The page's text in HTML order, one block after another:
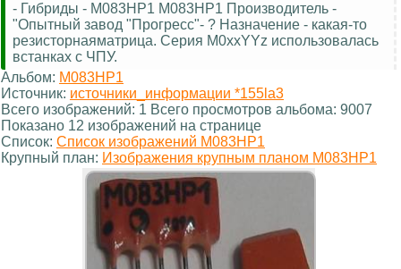
- Гибриды - М083НР1 М083НР1 Производитель -
"Опытный завод "Прогресс"- ? Назначение - какая-то
резисторнаяматрица. Серия М0xxYYz использовалась
встанках с ЧПУ.
Альбом: М083НР1
Источник: источники_информации *155la3
Всего изображений: 1 Всего просмотров альбома: 9007
Показано 12 изображений на странице
Список: Список изображений М083НР1
Крупный план: Изображения крупным планом М083НР1